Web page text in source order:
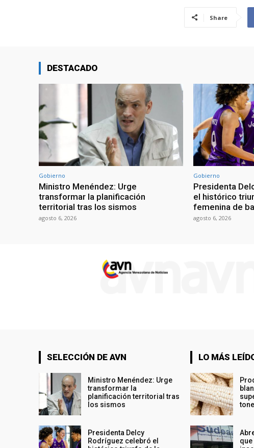
Share
DESTACADO
Gobierno
Ministro Menéndez: Urge
transformar la planificación
territorial tras los sismos
agosto 6, 2026
Gobierno
Presidenta
el histórico
femenina de
agosto 6, 2026
SELECCIÓN DE AVN
Ministro Menéndez: Urge
transformar la
planificación territorial tras
los sismos
Presidenta Delcy
Rodríguez celebró el
LO MÁS